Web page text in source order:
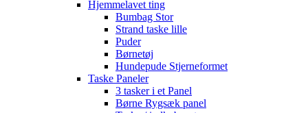
Hjemmelavet ting
Bumbag Stor
Strand taske lille
Puder
Børnetøj
Hundepude Stjerneformet
Taske Paneler
3 tasker i et Panel
Børne Rygsæk panel